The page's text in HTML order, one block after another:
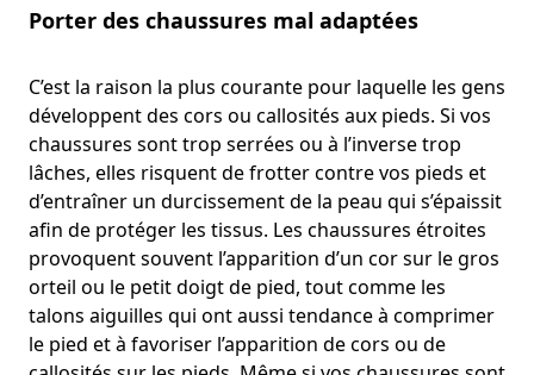
Porter des chaussures mal adaptées
C’est la raison la plus courante pour laquelle les gens
développent des cors ou callosités aux pieds. Si vos
chaussures sont trop serrées ou à l’inverse trop
lâches, elles risquent de frotter contre vos pieds et
d’entraîner un durcissement de la peau qui s’épaissit
afin de protéger les tissus. Les chaussures étroites
provoquent souvent l’apparition d’un cor sur le gros
orteil ou le petit doigt de pied, tout comme les
talons aiguilles qui ont aussi tendance à comprimer
le pied et à favoriser l’apparition de cors ou de